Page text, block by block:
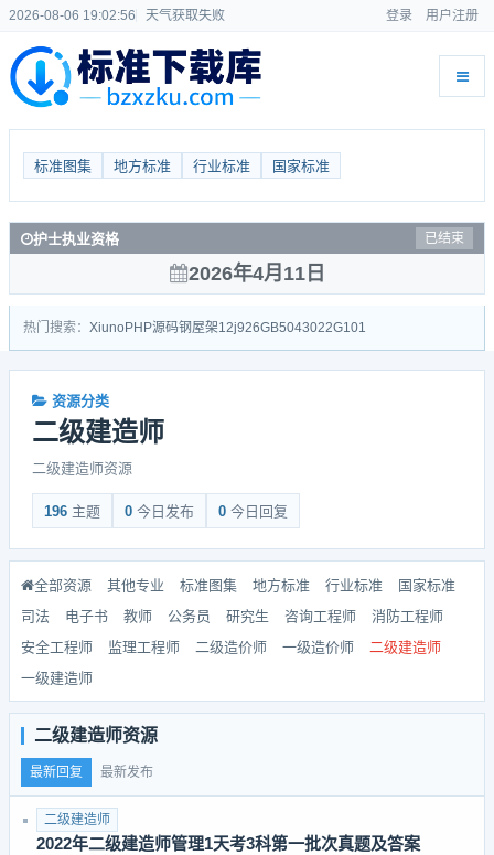
2026-08-06 19:02:56 天气获取失败 登录 用户注册
标准图集 地方标准 行业标准 国家标准
护士执业资格 已结束
2026年4月11日
热门搜索： Xiuno PHP源码钢屋架12j926GB5043022G101
资源分类
二级建造师
二级建造师资源
196 主题 0 今日发布 0 今日回复
全部资源 其他专业 标准图集 地方标准 行业标准
国家标准
司法
电子书 教师 公务员 研究生 咨询工程师
消防工程师
安全工程师
监理工程师 二级造价师 一级造价师
二级建造师
一级建造师
二级建造师资源
最新回复 最新发布
二级建造师
2022年二级建造师管理1天考3科第一批次真题及答案